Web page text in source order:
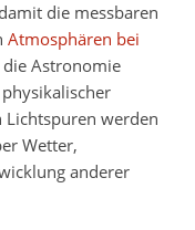
die messbaren
Atmosphären bei
Astronomie
Lichtspuren werden
Wetter,
anderer